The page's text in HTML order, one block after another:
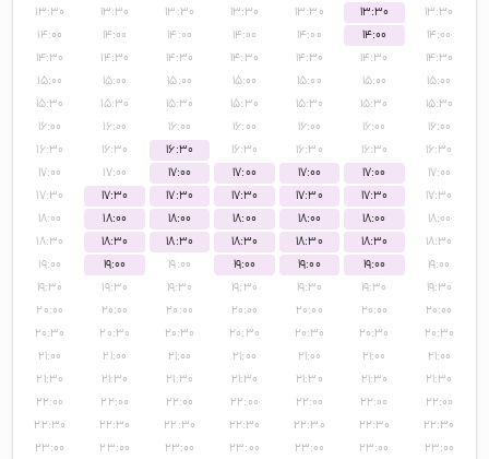
۱۳:۳۰
۱۴:۰۰
۱۴:۳۰
۱۵:۰۰
۱۵:۳۰
۱۶:۰۰
۱۶:۳۰
۱۷:۰۰
۱۷:۳۰
۱۸:۰۰
۱۸:۳۰
۱۹:۰۰
۱۹:۳۰
۲۰:۰۰
۲۰:۳۰
۲۱:۰۰
۲۱:۳۰
۲۲:۰۰
۲۲:۳۰
۲۳:۰۰
۱۳:۳۰
۱۴:۰۰
۱۴:۳۰
۱۵:۰۰
۱۵:۳۰
۱۶:۰۰
۱۶:۳۰
۱۷:۰۰
۱۷:۳۰
۱۸:۰۰
۱۸:۳۰
۱۹:۰۰
۱۹:۳۰
۲۰:۰۰
۲۰:۳۰
۲۱:۰۰
۲۱:۳۰
۲۲:۰۰
۲۲:۳۰
۲۳:۰۰
۱۳:۳۰
۱۴:۰۰
۱۴:۳۰
۱۵:۰۰
۱۵:۳۰
۱۶:۰۰
۱۶:۳۰
۱۷:۰۰
۱۷:۳۰
۱۸:۰۰
۱۸:۳۰
۱۹:۰۰
۱۹:۳۰
۲۰:۰۰
۲۰:۳۰
۲۱:۰۰
۲۱:۳۰
۲۲:۰۰
۲۲:۳۰
۲۳:۰۰
۱۳:۳۰
۱۴:۰۰
۱۴:۳۰
۱۵:۰۰
۱۵:۳۰
۱۶:۰۰
۱۶:۳۰
۱۷:۰۰
۱۷:۳۰
۱۸:۰۰
۱۸:۳۰
۱۹:۰۰
۱۹:۳۰
۲۰:۰۰
۲۰:۳۰
۲۱:۰۰
۲۱:۳۰
۲۲:۰۰
۲۲:۳۰
۲۳:۰۰
۱۳:۳۰
۱۴:۰۰
۱۴:۳۰
۱۵:۰۰
۱۵:۳۰
۱۶:۰۰
۱۶:۳۰
۱۷:۰۰
۱۷:۳۰
۱۸:۰۰
۱۸:۳۰
۱۹:۰۰
۱۹:۳۰
۲۰:۰۰
۲۰:۳۰
۲۱:۰۰
۲۱:۳۰
۲۲:۰۰
۲۲:۳۰
۲۳:۰۰
۱۳:۳۰
۱۴:۰۰
۱۴:۳۰
۱۵:۰۰
۱۵:۳۰
۱۶:۰۰
۱۶:۳۰
۱۷:۰۰
۱۷:۳۰
۱۸:۰۰
۱۸:۳۰
۱۹:۰۰
۱۹:۳۰
۲۰:۰۰
۲۰:۳۰
۲۱:۰۰
۲۱:۳۰
۲۲:۰۰
۲۲:۳۰
۲۳:۰۰
۱۳:۳۰
۱۴:۰۰
۱۴:۳۰
۱۵:۰۰
۱۵:۳۰
۱۶:۰۰
۱۶:۳۰
۱۷:۰۰
۱۷:۳۰
۱۸:۰۰
۱۸:۳۰
۱۹:۰۰
۱۹:۳۰
۲۰:۰۰
۲۰:۳۰
۲۱:۰۰
۲۱:۳۰
۲۲:۰۰
۲۲:۳۰
۲۳:۰۰